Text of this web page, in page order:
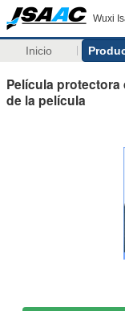
Wuxi
Inicio
Película
de la película